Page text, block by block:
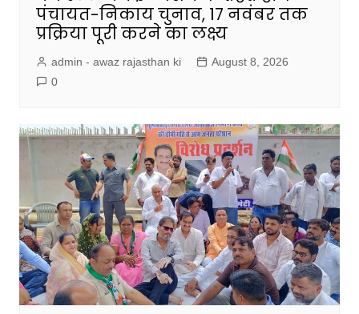
पंचायत-निकाय चुनाव, 17 नवंबर तक
प्रक्रिया पूरी करने का लक्ष्य
admin - awaz rajasthan ki
August 8, 2026
0